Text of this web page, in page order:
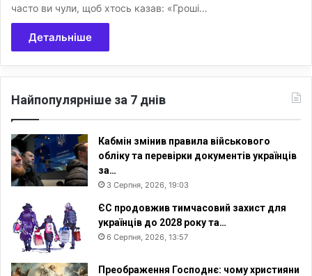
часто ви чули, щоб хтось казав: «Гроші…
Детальніше
Найпопулярніше за 7 днів
Кабмін змінив правила військового
обліку та перевірки документів українців
за…
3 Серпня, 2026, 19:03
ЄС продовжив тимчасовий захист для
українців до 2028 року та…
6 Серпня, 2026, 13:57
Преображення Господнє: чому християни